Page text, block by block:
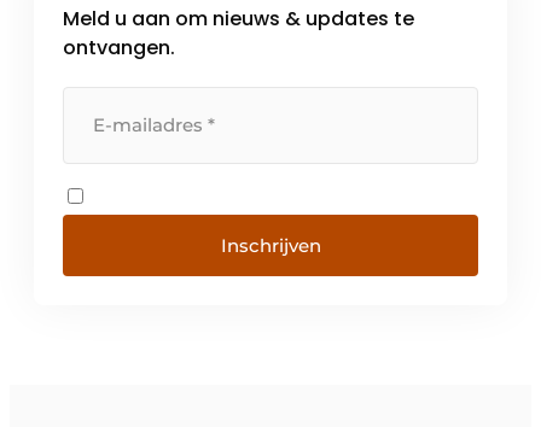
Meld u aan om nieuws & updates te
ontvangen.
Inschrijven